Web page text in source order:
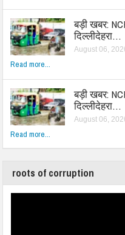
बड़ी खबर:
दिल्लीदेहरा…
August 06,
Read more...
बड़ी खबर:
दिल्लीदेहरा…
August 06,
Read more...
roots of corruption